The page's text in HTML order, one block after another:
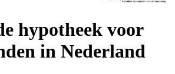
hypotheek voor
in Nederland